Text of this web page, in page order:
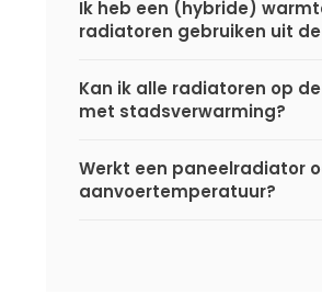
Ik heb een (hybride)
radiatoren gebruiken uit
Kan ik alle radiatoren op
met stadsverwarming?
Werkt een paneelradiator
aanvoertemperatuur?